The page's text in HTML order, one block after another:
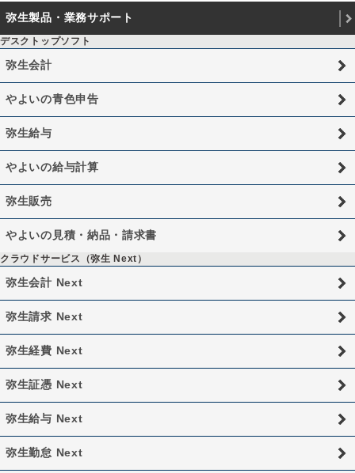
弥生製品・業務サポート
デスクトップソフト
弥生会計
やよいの青色申告
弥生給与
やよいの給与計算
弥生販売
やよいの見積・納品・請求書
クラウドサービス（弥生 Next）
弥生会計 Next
弥生請求 Next
弥生経費 Next
弥生証憑 Next
弥生給与 Next
弥生勤怠 Next